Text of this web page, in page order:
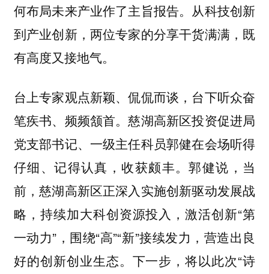
何布局未来产业作了主旨报告。从科技创新
到产业创新，两位专家的分享干货满满，既
有高度又接地气。
台上专家观点新颖、侃侃而谈，台下听众奋
笔疾书、频频颔首。慈湖高新区投资促进局
党支部书记、一级主任科员郭健在会场听得
仔细、记得认真，收获颇丰。郭健说，当
前，慈湖高新区正深入实施创新驱动发展战
略，持续加大科创资源投入，激活创新“第
一动力”，围绕“高”“新”接续发力，营造出良
好的创新创业生态。下一步，将以此次“诗